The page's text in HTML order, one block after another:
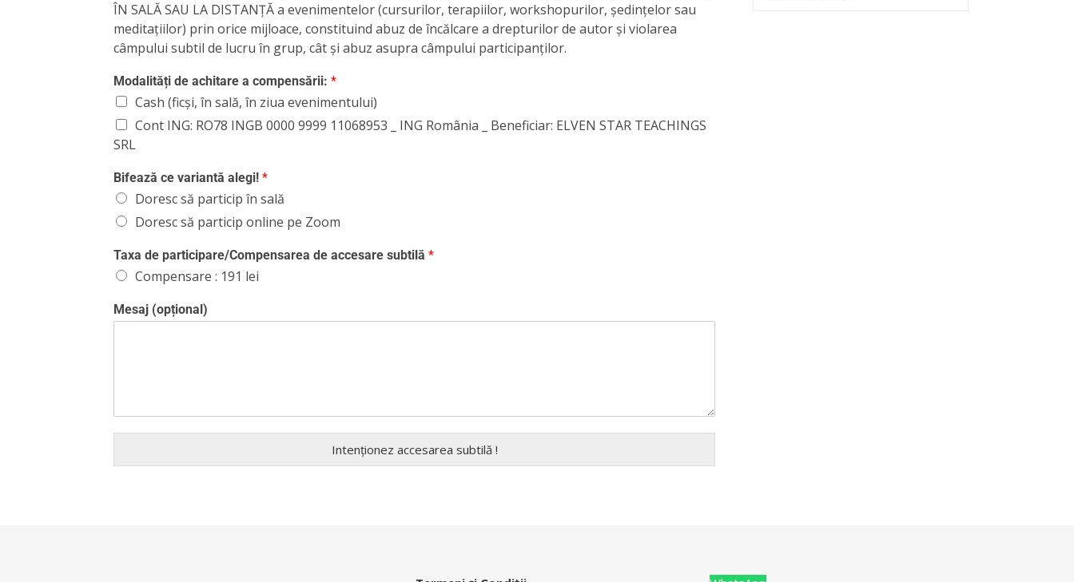
ÎN SALĂ SAU LA DISTANȚĂ a evenimentelor (cursurilor, terapiilor, workshopurilor, ședințelor sau
meditațiilor) prin orice mijloace, constituind abuz de încălcare a drepturilor de autor și violarea
câmpului subtil de lucru în grup, cât și abuz asupra câmpului participanților.
Modalități de achitare a compensării: *
Cash (ficși, în sală, în ziua evenimentului)
Cont ING: RO78 INGB 0000 9999 11068953 _ ING România _ Beneficiar: ELVEN STAR TEACHINGS
SRL
Bifează ce variantă alegi! *
Doresc să particip în sală
Doresc să particip online pe Zoom
Taxa de participare/Compensarea de accesare subtilă *
Compensare : 191 lei
Mesaj (opțional)
Intenționez accesarea subtilă !